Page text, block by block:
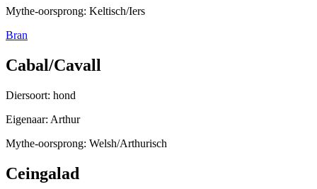
Mythe-oorsprong: Keltisch/Iers
Bran
Cabal/Cavall
Diersoort: hond
Eigenaar: Arthur
Mythe-oorsprong: Welsh/Arthurisch
Ceingalad